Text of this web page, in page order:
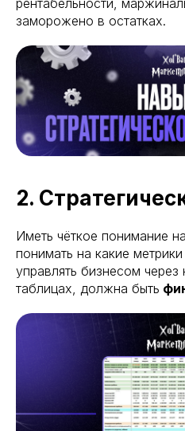
заморожено в остатках.
2.
Иметь чёткое понимание
понимать на какие
управлять бизнесом
таблицах, должна быть